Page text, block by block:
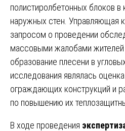
полистиролбетонных блоков в
наружных стен. Управляющая
запросом о проведении
массовыми жалобами жителей
образование плесени в
исследования являлась
ограждающих конструкций и
по повышению их
В ходе проведения